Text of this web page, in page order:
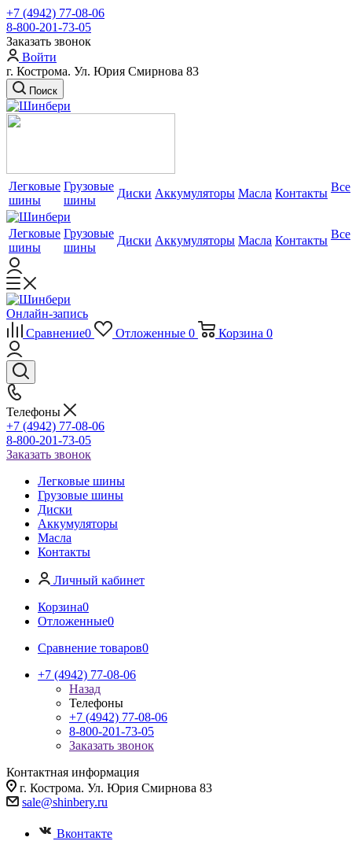
+7 (4942) 77-08-06
8-800-201-73-05
Заказать звонок
Войти
г. Кострома. Ул. Юрия Смирнова 83
Поиск
Легковые
шины
Грузовые
шины
Диски Аккумуляторы Масла Контакты Все
Легковые
шины
Грузовые
шины
Диски Аккумуляторы Масла Контакты Все
Онлайн-запись
Сравнение0 Отложенные 0 Корзина 0
Телефоны
+7 (4942) 77-08-06
8-800-201-73-05
Заказать звонок
Легковые шины
Грузовые шины
Диски
Аккумуляторы
Масла
Контакты
Личный кабинет
Корзина0
Отложенные0
Сравнение товаров0
+7 (4942) 77-08-06
Назад
Телефоны
+7 (4942) 77-08-06
8-800-201-73-05
Заказать звонок
Контактная информация
г. Кострома. Ул. Юрия Смирнова 83
sale@shinbery.ru
Вконтакте